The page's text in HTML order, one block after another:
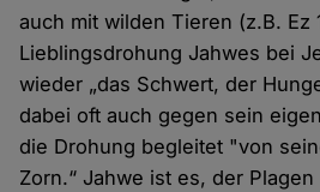
auch mit wilden Tieren (z.B. Ez
Lieblingsdrohung Jahwes bei
wieder „das Schwert, der
dabei oft auch gegen sein
die Drohung begleitet "von
Zorn.“ Jahwe ist es, der